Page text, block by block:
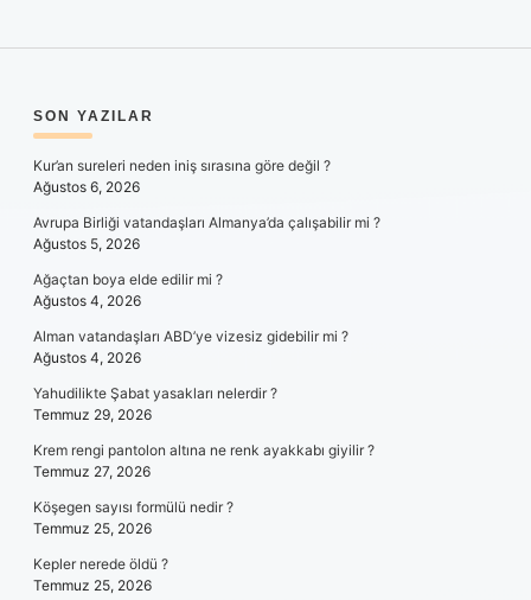
SIDEBAR
SON YAZILAR
Kur’an sureleri neden iniş sırasına göre değil ?
Ağustos 6, 2026
Avrupa Birliği vatandaşları Almanya’da çalışabilir mi ?
Ağustos 5, 2026
Ağaçtan boya elde edilir mi ?
Ağustos 4, 2026
Alman vatandaşları ABD’ye vizesiz gidebilir mi ?
Ağustos 4, 2026
Yahudilikte Şabat yasakları nelerdir ?
Temmuz 29, 2026
Krem rengi pantolon altına ne renk ayakkabı giyilir ?
Temmuz 27, 2026
Köşegen sayısı formülü nedir ?
Temmuz 25, 2026
Kepler nerede öldü ?
Temmuz 25, 2026